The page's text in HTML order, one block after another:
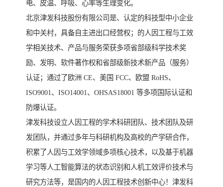
电、皮温、呼吸、心率等生理变化。
北京津发科技股份有限公司是、认定的科技型中小企业
和中关村，具备自主进出口经营权；的人因工程与工效
学相关技术、产品与服务荣获多项省部级科学技术奖
励、发明、软件著作权和省部级新技术新产品（服务）
认证；通过了欧洲 CE、美国 FCC、欧盟 RoHS、
ISO9001、ISO14001、OHSAS18001 等多项国际认证和
防爆认证。
津发科技设立人因工程的学术科研团队、技术团队及研
发团队，并通过多年与科研机构及高校的产学研合作，
积累了人因与工效学领域多项核心技术，以及基于机器
学习等人工智能算法的状态识别和人机工效评价技术与
研究方法等，是国内的人因工程技术创新中心！津发科